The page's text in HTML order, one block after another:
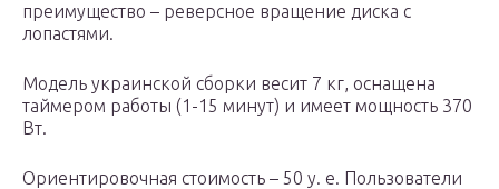
преимущество – реверсное вращение диска с
лопастями.
Модель украинской сборки весит 7 кг, оснащена
таймером работы (1-15 минут) и имеет мощность 370
Вт.
Ориентировочная стоимость – 50 у. е. Пользователи